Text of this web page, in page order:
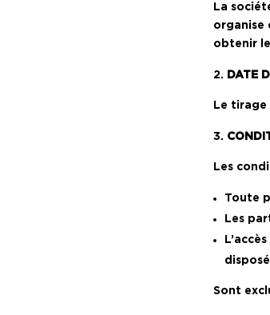
La
organise
obtenir
DATE
Le tirage
Les
Toute
Les
Sont